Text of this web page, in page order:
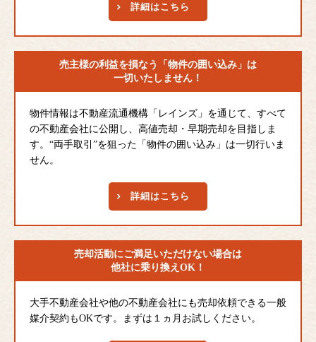
詳細はこちら
売主様の利益を損なう
「物件の囲い込み」は
一切いたしません！
物件情報は不動産流通機構「レインズ」を通じて、すべて
の不動産会社に公開し、高値売却・早期売却を目指しま
す。“両手取引”を狙った「物件の囲い込み」は一切行いま
せん。
詳細はこちら
売却活動にご満足いただけない場合は
他社に乗り換えOK！
大手不動産会社や他の不動産会社にも売却依頼できる一般
媒介契約もOKです。まずは１ヵ月お試しください。